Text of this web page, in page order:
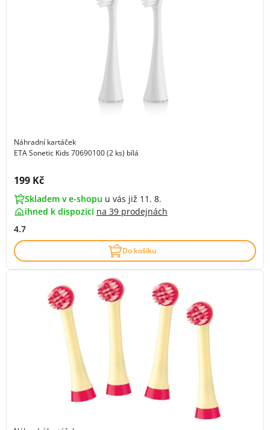
Náhradní kartáček
ETA Sonetic Kids 70690100 (2 ks) bílá
Cena s DPH:
199 Kč
Skladem v e-shopu u vás již 11. 8.
ihned k dispozici na 39 prodejnách
4.7
Do košíku